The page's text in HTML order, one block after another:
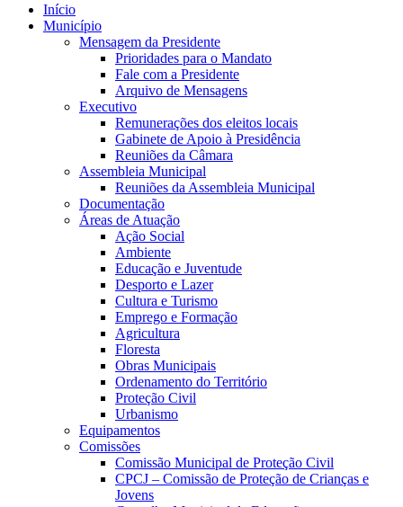
Início
Município
Mensagem da Presidente
Prioridades para o Mandato
Fale com a Presidente
Arquivo de Mensagens
Executivo
Remunerações dos eleitos locais
Gabinete de Apoio à Presidência
Reuniões da Câmara
Assembleia Municipal
Reuniões da Assembleia Municipal
Documentação
Áreas de Atuação
Ação Social
Ambiente
Educação e Juventude
Desporto e Lazer
Cultura e Turismo
Emprego e Formação
Agricultura
Floresta
Obras Municipais
Ordenamento do Território
Proteção Civil
Urbanismo
Equipamentos
Comissões
Comissão Municipal de Proteção Civil
CPCJ – Comissão de Proteção de Crianças e
Jovens